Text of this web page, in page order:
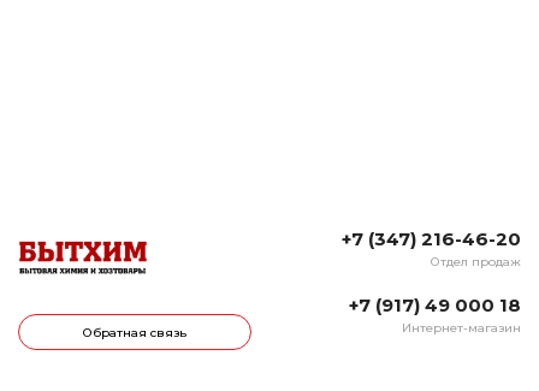
Обратная связь
+7 (347) 216-46-20
Отдел продаж
+7 (917) 49 000 18
Интернет-магазин